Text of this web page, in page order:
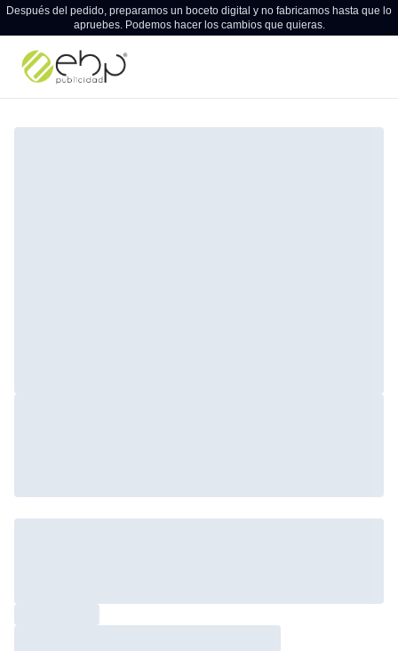
Después del pedido, preparamos un boceto digital y no fabricamos hasta que lo
apruebes. Podemos hacer los cambios que quieras.